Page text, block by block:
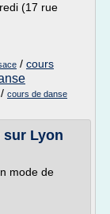
(17 rue
/ cours
/ cours de danse
sur Lyon
mode de